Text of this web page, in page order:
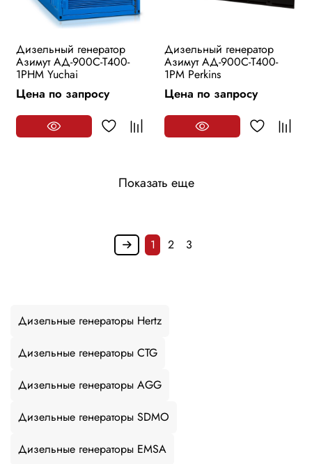
Дизельный генератор
Азимут АД-900С-Т400-
1РHМ Yuchai
Цена по запросу
Дизельный генератор
Азимут АД-900С-Т400-
1РМ Perkins
Цена по запросу
Показать еще
1 2 3
Дизельные генераторы Hertz
Дизельные генераторы CTG
Дизельные генераторы AGG
Дизельные генераторы SDMO
Дизельные генераторы EMSA